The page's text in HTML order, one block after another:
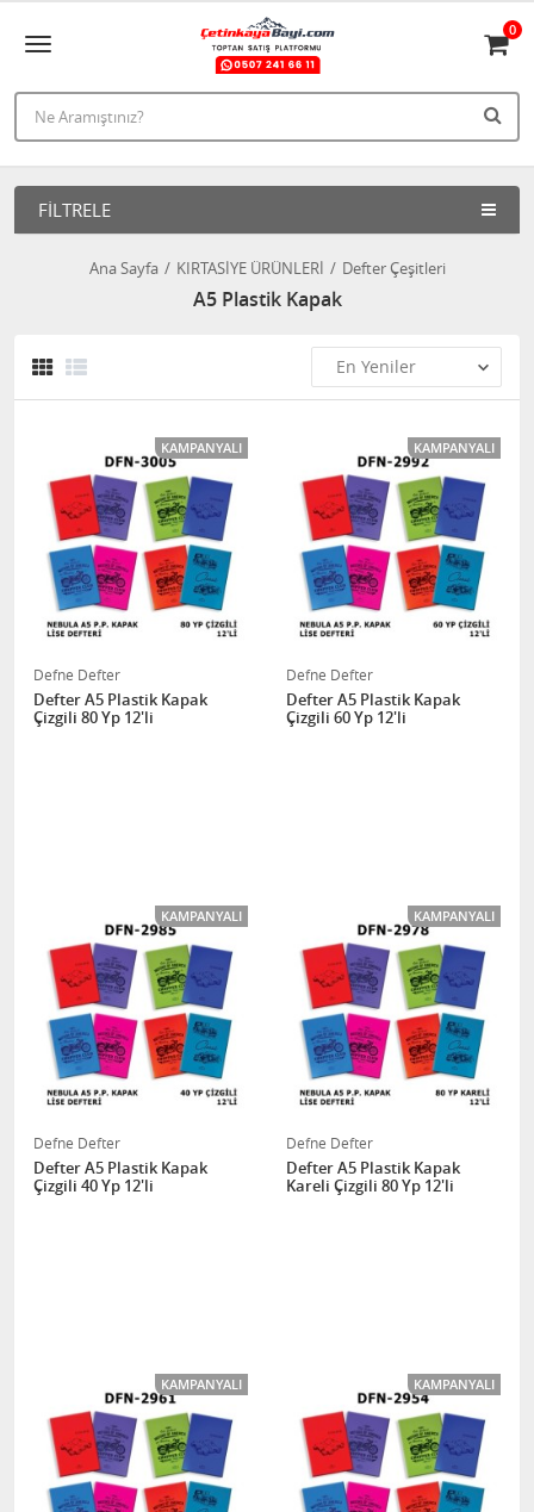
0
FILTRELE
Ana Sayfa KIRTASİYE ÜRÜNLERİ Defter Çeşitleri
A5 Plastik Kapak
KAMPANYALI
Defne Defter
Defter A5 Plastik Kapak
Çizgili 80 Yp 12'li
KAMPANYALI
Defne Defter
Defter A5 Plastik Kapak
Çizgili 60 Yp 12'li
KAMPANYALI
Defne Defter
Defter A5 Plastik Kapak
Çizgili 40 Yp 12'li
KAMPANYALI
Defne Defter
Defter A5 Plastik Kapak
Kareli Çizgili 80 Yp 12'li
KAMPANYALI KAMPANYALI